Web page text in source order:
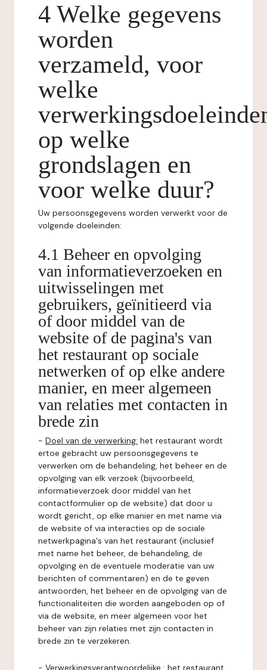
4 Welke gegevens
worden
verzameld, voor
welke
op welke
grondslagen en
voor welke duur?
Uw persoonsgegevens worden verwerkt voor de
volgende doeleinden:
4.1 Beheer en opvolging
van informatieverzoeken en
uitwisselingen met
gebruikers, geïnitieerd via
of door middel van de
website of de pagina's van
het restaurant op sociale
netwerken of op elke andere
manier, en meer algemeen
van relaties met contacten in
brede zin
- Doel van de verwerking: het restaurant wordt
ertoe gebracht uw persoonsgegevens te
verwerken om de behandeling, het beheer en de
opvolging van elk verzoek (bijvoorbeeld,
informatieverzoek door middel van het
contactformulier op de website) dat door u
wordt gericht, op elke manier en met name via
de website of via interacties op de sociale
netwerkpagina's van het restaurant (inclusief
met name het beheer, de behandeling, de
opvolging en de eventuele moderatie van uw
berichten of commentaren) en de te geven
antwoorden, het beheer en de opvolging van de
functionaliteiten die worden aangeboden op of
via de website, en meer algemeen voor het
beheer van zijn relaties met zijn contacten in
brede zin te verzekeren.
- Verwerkingsverantwoordelijke : het restaurant.